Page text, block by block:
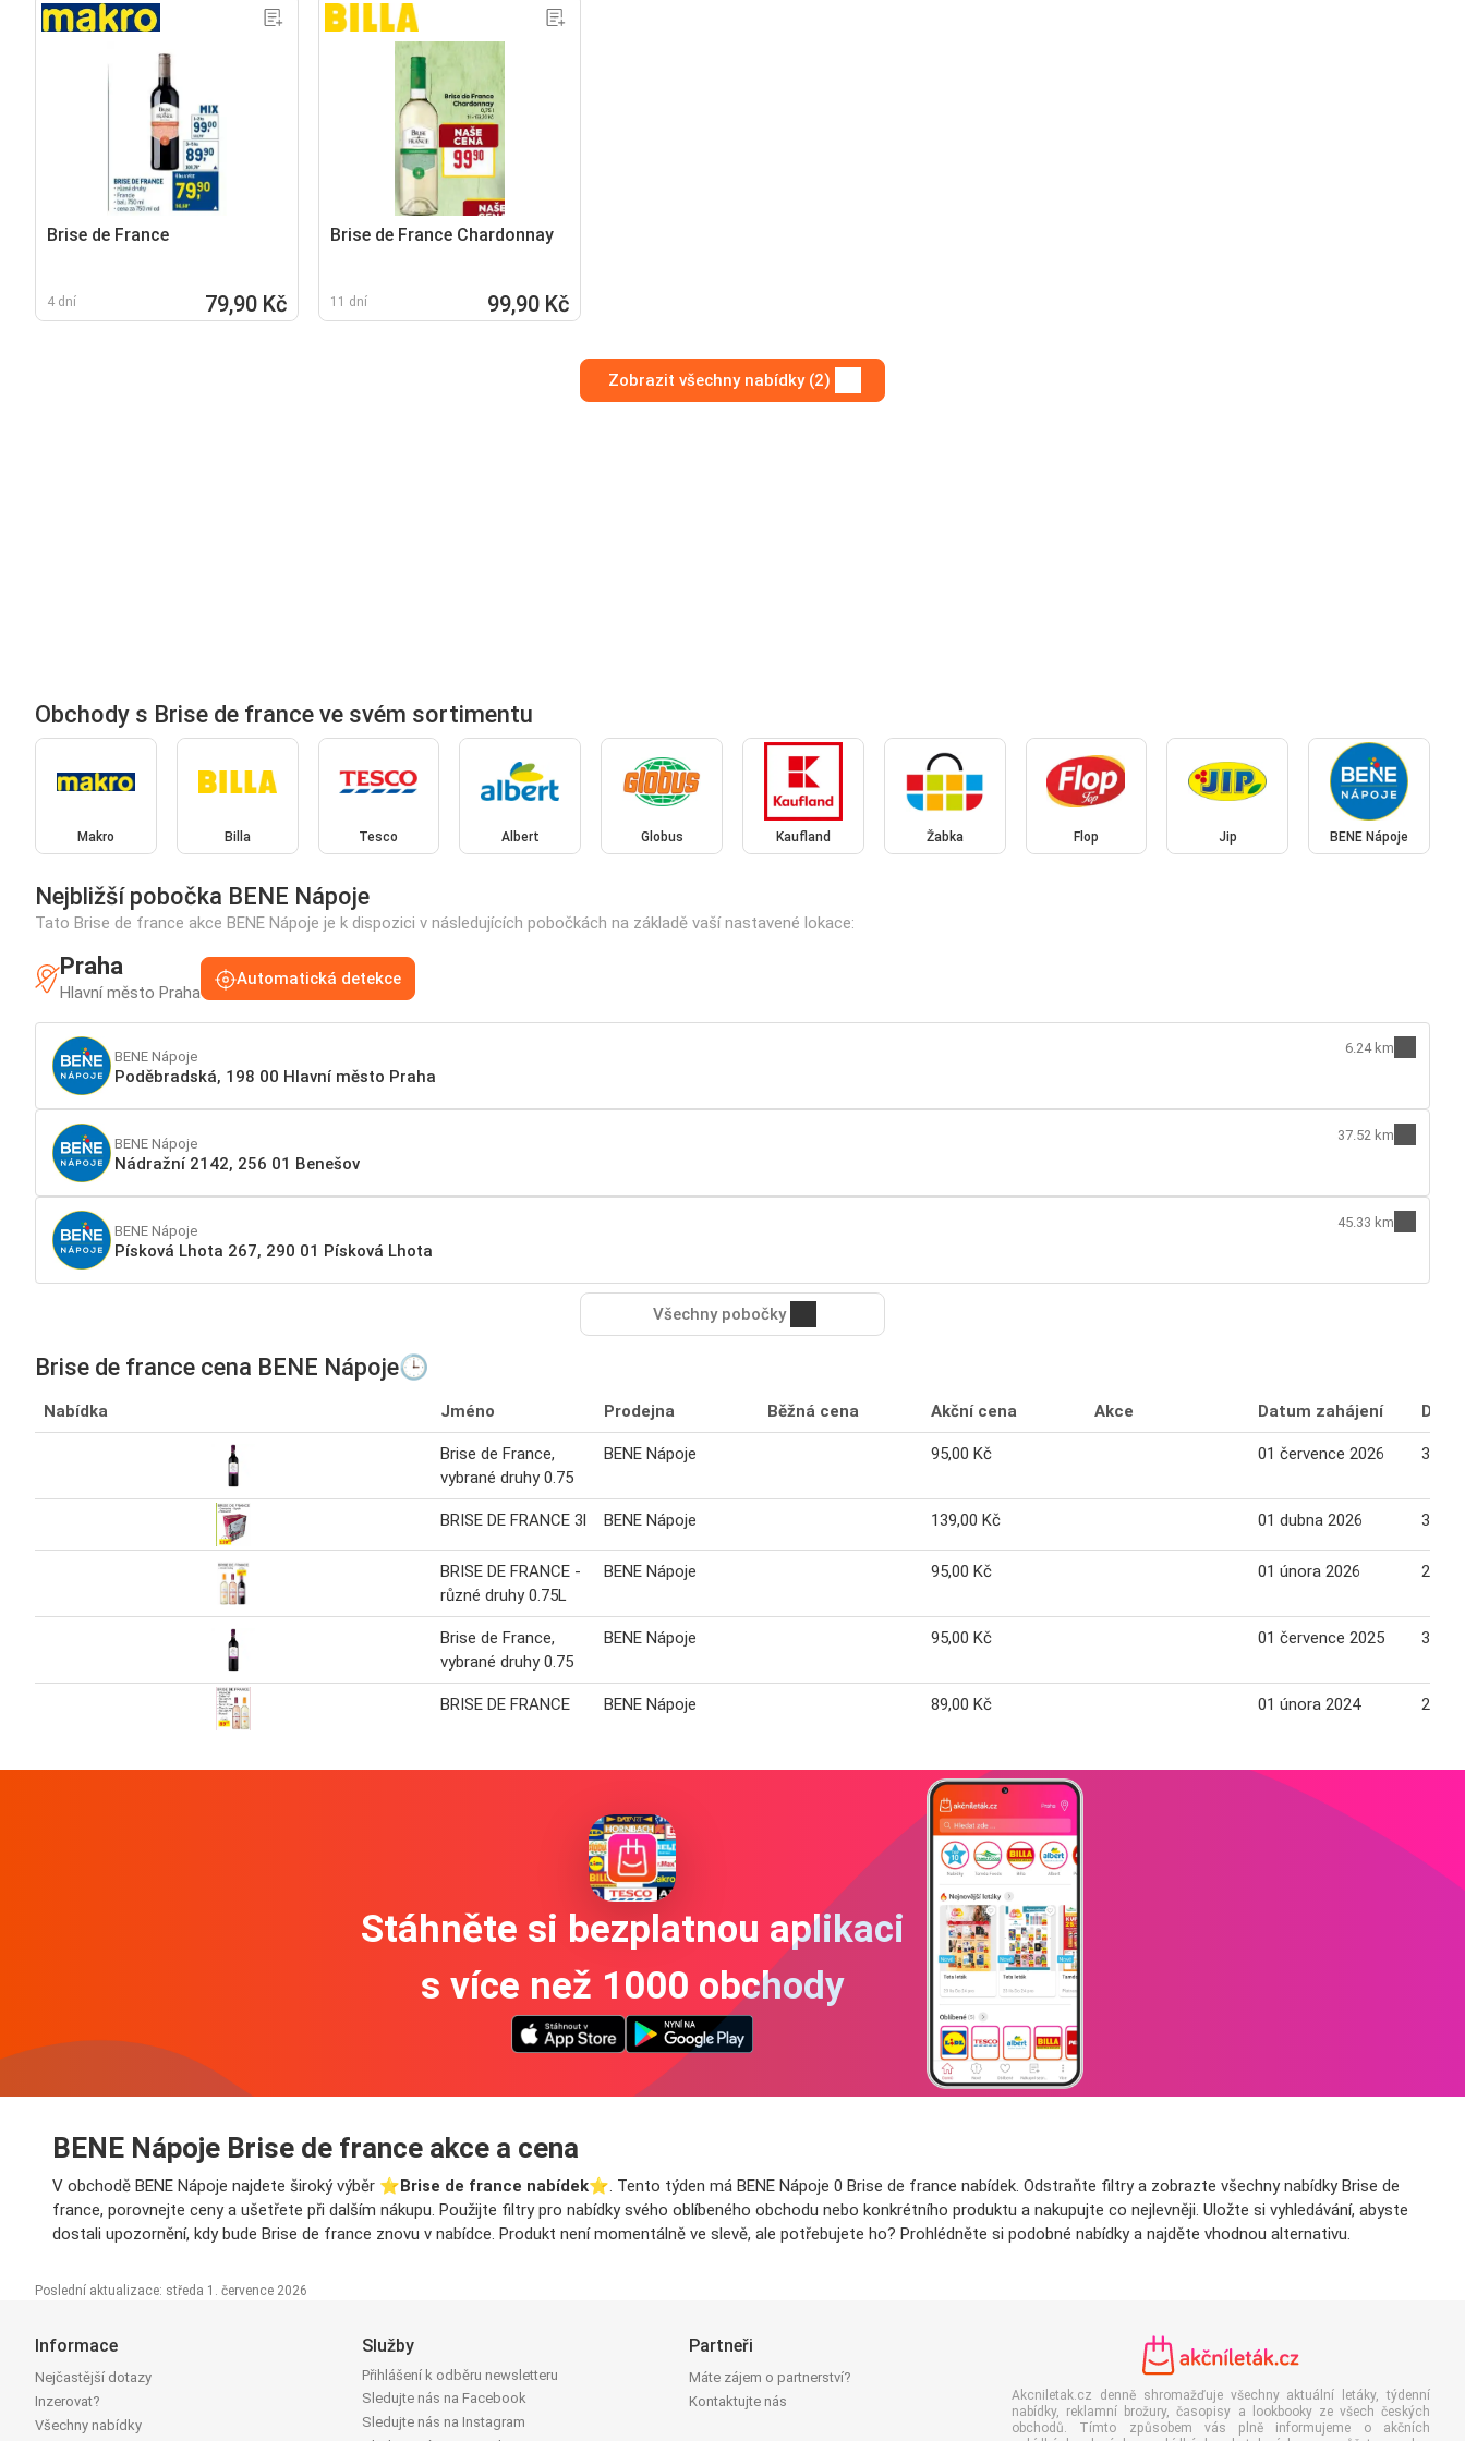
Brise de France
4 dní 79,90 Kč
Brise de France Chardonnay
11 dní 99,90 Kč
Zobrazit všechny nabídky (2)
Obchody s Brise de france ve svém sortimentu
Makro Billa Tesco Albert Globus Kaufland Žabka Flop Jip BENE Nápoje
Nejbližší pobočka BENE Nápoje
Tato Brise de france akce BENE Nápoje je k dispozici v následujících pobočkách na základě vaší nastavené lokace:
Praha
Hlavní město Praha
Automatická detekce
BENE Nápoje
Poděbradská, 198 00 Hlavní město Praha
6.24 km
BENE Nápoje
Nádražní 2142, 256 01 Benešov
37.52 km
BENE Nápoje
Písková Lhota 267, 290 01 Písková Lhota
45.33 km
Všechny pobočky
Brise de france cena BENE Nápoje🕒
Nabídka Jméno Prodejna Běžná cena Akční cena Akce Datum zahájení
Brise de France,
vybrané druhy 0.75
BENE Nápoje 95,00 Kč 01 července 2026 31
BRISE DE FRANCE 3l BENE Nápoje 139,00 Kč 01 dubna 2026 30
BRISE DE FRANCE -
různé druhy 0.75L
BENE Nápoje 95,00 Kč 01 února 2026 28
Brise de France,
vybrané druhy 0.75
BENE Nápoje 95,00 Kč 01 července 2025 31
BRISE DE FRANCE BENE Nápoje 89,00 Kč 01 února 2024 29
Stáhněte si bezplatnou aplikaci
s více než 1000 obchody
BENE Nápoje Brise de france akce a cena
V obchodě BENE Nápoje najdete široký výběr ⭐️Brise de france nabídek⭐️. Tento týden má BENE Nápoje 0 Brise de france nabídek. Odstraňte filtry a zobrazte všechny nabídky Brise de
france, porovnejte ceny a ušetřete při dalším nákupu. Použijte filtry pro nabídky svého oblíbeného obchodu nebo konkrétního produktu a nakupujte co nejlevněji. Uložte si vyhledávání, abyste
dostali upozornění, kdy bude Brise de france znovu v nabídce. Produkt není momentálně ve slevě, ale potřebujete ho? Prohlédněte si podobné nabídky a najděte vhodnou alternativu.
Poslední aktualizace: středa 1. července 2026
Informace
Nejčastější dotazy
Inzerovat?
Všechny nabídky
Služby
Přihlášení k odběru newsletteru
Sledujte nás na Facebook
Sledujte nás na Instagram
Partneři
Máte zájem o partnerství?
Kontaktujte nás
Akcniletak.cz denně shromažďuje všechny aktuální letáky, týdenní
nabídky, reklamní brožury, časopisy a lookbooky ze všech českých
obchodů. Tímto způsobem vás plně informujeme o akčních